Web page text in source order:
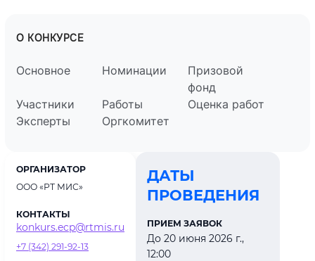
О КОНКУРСЕ
Основное Номинации
Призовой
фонд
Участники
Работы
Оценка работ
Эксперты
Оргкомитет
ОРГАНИЗАТОР
ООО «РТ МИС»
КОНТАКТЫ
konkurs.ecp@rtmis.ru
+7 (342) 291-92-13
ДАТЫ
ПРОВЕДЕНИЯ
ПРИЕМ ЗАЯВОК
До 20 июня 2026 г.,
12:00